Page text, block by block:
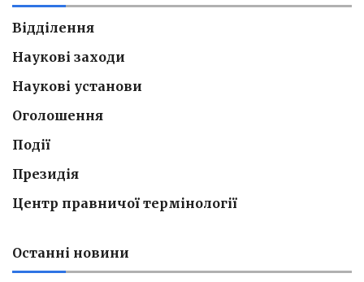
Відділення
Наукові заходи
Наукові установи
Оголошення
Події
Президія
Центр правничої термінології
Останні новини